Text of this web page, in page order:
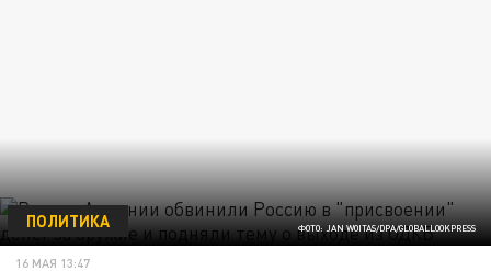
ФОТО: JAN WOITAS/DPA/GLOBALLOOKPRESS
ПОЛИТИКА
16 МАЯ 13:47